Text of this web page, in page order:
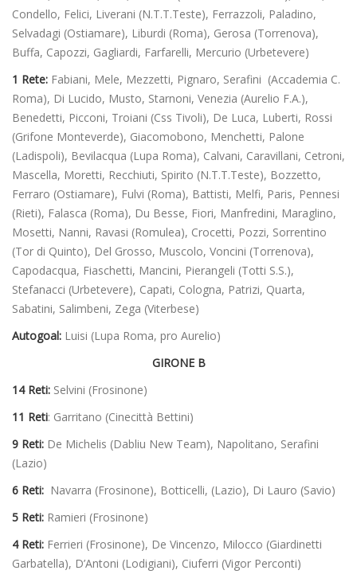
Condello, Felici, Liverani (N.T.T.Teste), Ferrazzoli, Paladino,
Selvadagi (Ostiamare), Liburdi (Roma), Gerosa (Torrenova),
Buffa, Capozzi, Gagliardi, Farfarelli, Mercurio (Urbetevere)
1 Rete: Fabiani, Mele, Mezzetti, Pignaro, Serafini (Accademia C.
Roma), Di Lucido, Musto, Starnoni, Venezia (Aurelio F.A.),
Benedetti, Picconi, Troiani (Css Tivoli), De Luca, Luberti, Rossi
(Grifone Monteverde), Giacomobono, Menchetti, Palone
(Ladispoli), Bevilacqua (Lupa Roma), Calvani, Caravillani, Cetroni,
Mascella, Moretti, Recchiuti, Spirito (N.T.T.Teste), Bozzetto,
Ferraro (Ostiamare), Fulvi (Roma), Battisti, Melfi, Paris, Pennesi
(Rieti), Falasca (Roma), Du Besse, Fiori, Manfredini, Maraglino,
Mosetti, Nanni, Ravasi (Romulea), Crocetti, Pozzi, Sorrentino
(Tor di Quinto), Del Grosso, Muscolo, Voncini (Torrenova),
Capodacqua, Fiaschetti, Mancini, Pierangeli (Totti S.S.),
Stefanacci (Urbetevere), Capati, Cologna, Patrizi, Quarta,
Sabatini, Salimbeni, Zega (Viterbese)
Autogoal: Luisi (Lupa Roma, pro Aurelio)
GIRONE B
14 Reti: Selvini (Frosinone)
11 Reti: Garritano (Cinecittà Bettini)
9 Reti: De Michelis (Dabliu New Team), Napolitano, Serafini
(Lazio)
6 Reti: Navarra (Frosinone), Botticelli, (Lazio), Di Lauro (Savio)
5 Reti: Ramieri (Frosinone)
4 Reti: Ferrieri (Frosinone), De Vincenzo, Milocco (Giardinetti
Garbatella), D’Antoni (Lodigiani), Ciuferri (Vigor Perconti)